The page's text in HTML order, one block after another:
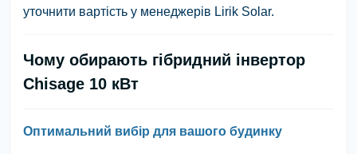
уточнити вартість у менеджерів Lirik Solar.
Чому обирають гібридний інвертор
Chisage 10 кВт
Оптимальний вибір для вашого будинку